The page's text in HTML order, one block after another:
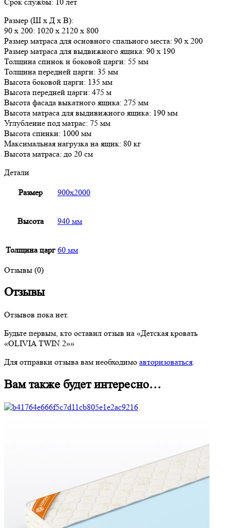
Размер (Ш х Д х В):
90 х 200: 1020 х 2120 х 800
Размер матраса для основного спального места: 90 х 200
Размер матраса для выдвижного ящика: 90 x 190
Толщина спинок и боковой царги: 55 мм
Толщина передней царги: 35 мм
Высота боковой царги: 135 мм
Высота передней царги: 475 м
Высота фасада выкатного ящика: 275 мм
Высота матраса для выдивижного ящика: 190 мм
Углубление под матрас: 75 мм
Высота спинки: 1000 мм
Максимальная нагрузка на ящик: 80 кг
Высота матраса: до 20 см
Детали
Размер 900х2000
Высота 940 мм
Толщина царг 60 мм
Отзывы (0)
Отзывы
Отзывов пока нет.
Будьте первым, кто оставил отзыв на «Детская кровать
«OLIVIA TWIN 2»»
Для отправки отзыва вам необходимо авторизоваться.
Вам также будет интересно…